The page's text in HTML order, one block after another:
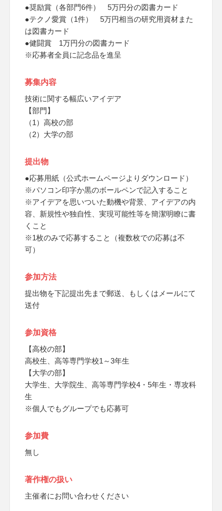
●奨励賞（各部門6件） 5万円分の図書カード
●テクノ愛賞（1件） 5万円相当の研究用資材また
は図書カード
●健闘賞 1万円分の図書カード
※応募者全員に記念品を進呈
募集内容
技術に関する幅広いアイデア
【部門】
（1）高校の部
（2）大学の部
提出物
●応募用紙（公式ホームページよりダウンロード）
※パソコン印字か黒のボールペンで記入すること
※アイデアを思いついた動機や背景、アイデアの内
容、新規性や独自性、実現可能性等を簡潔明瞭に書
くこと
※1枚のみで応募すること（複数枚での応募は不
可）
参加方法
提出物を下記提出先まで郵送、もしくはメールにて
送付
参加資格
【高校の部】
高校生、高等専門学校1～3年生
【大学の部】
大学生、大学院生、高等専門学校4・5年生・専攻科
生
※個人でもグループでも応募可
参加費
無し
著作権の扱い
主催者にお問い合わせください